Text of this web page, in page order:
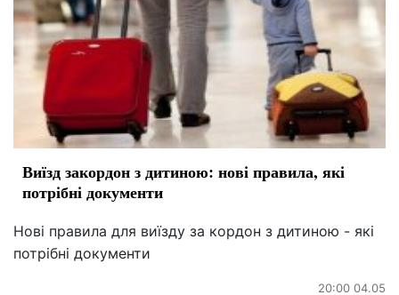
Виїзд закордон з дитиною: нові правила, які
потрібні документи
Нові правила для виїзду за кордон з дитиною - які
потрібні документи
20:00 04.05